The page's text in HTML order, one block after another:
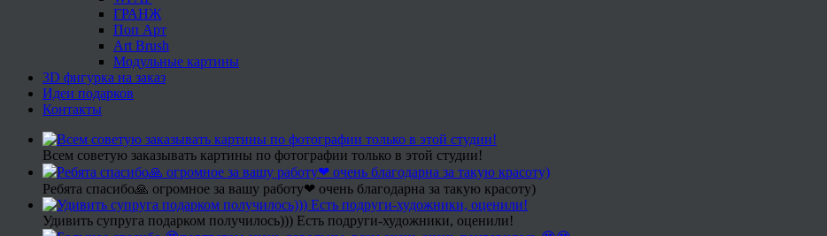
ГРАНЖ
Поп Арт
Art Brush
Модульные картины
3D фигурка на заказ
Идеи подарков
Контакты
Всем советую заказывать картины по фотографии только в этой студии!
Ребята спасибо🙏 огромное за вашу работу❤ очень благодарна за такую красоту)
Удивить супруга подарком получилось))) Есть подруги-художники, оценили!